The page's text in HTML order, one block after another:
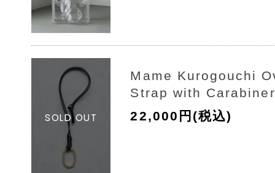
Mame Kurogouchi
Strap with Carabiner
22,000円(税込)